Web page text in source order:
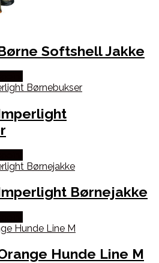
Softshell Jakke
Børnejakke
Hunde Line M